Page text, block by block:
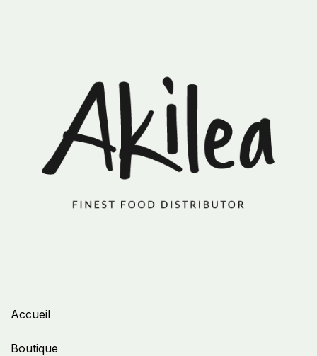
Accueil
Boutique